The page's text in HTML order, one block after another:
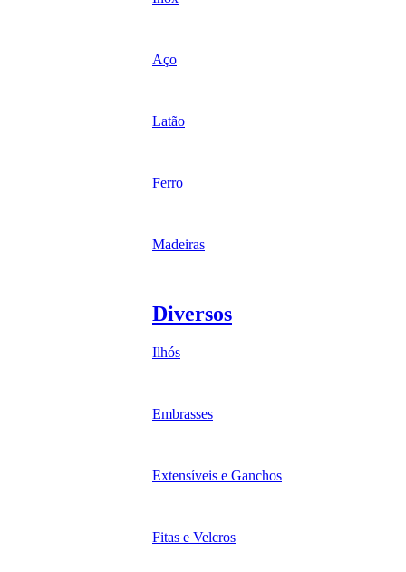
Aço
Latão
Ferro
Madeiras
Diversos
Ilhós
Embrasses
Extensíveis e Ganchos
Fitas e Velcros